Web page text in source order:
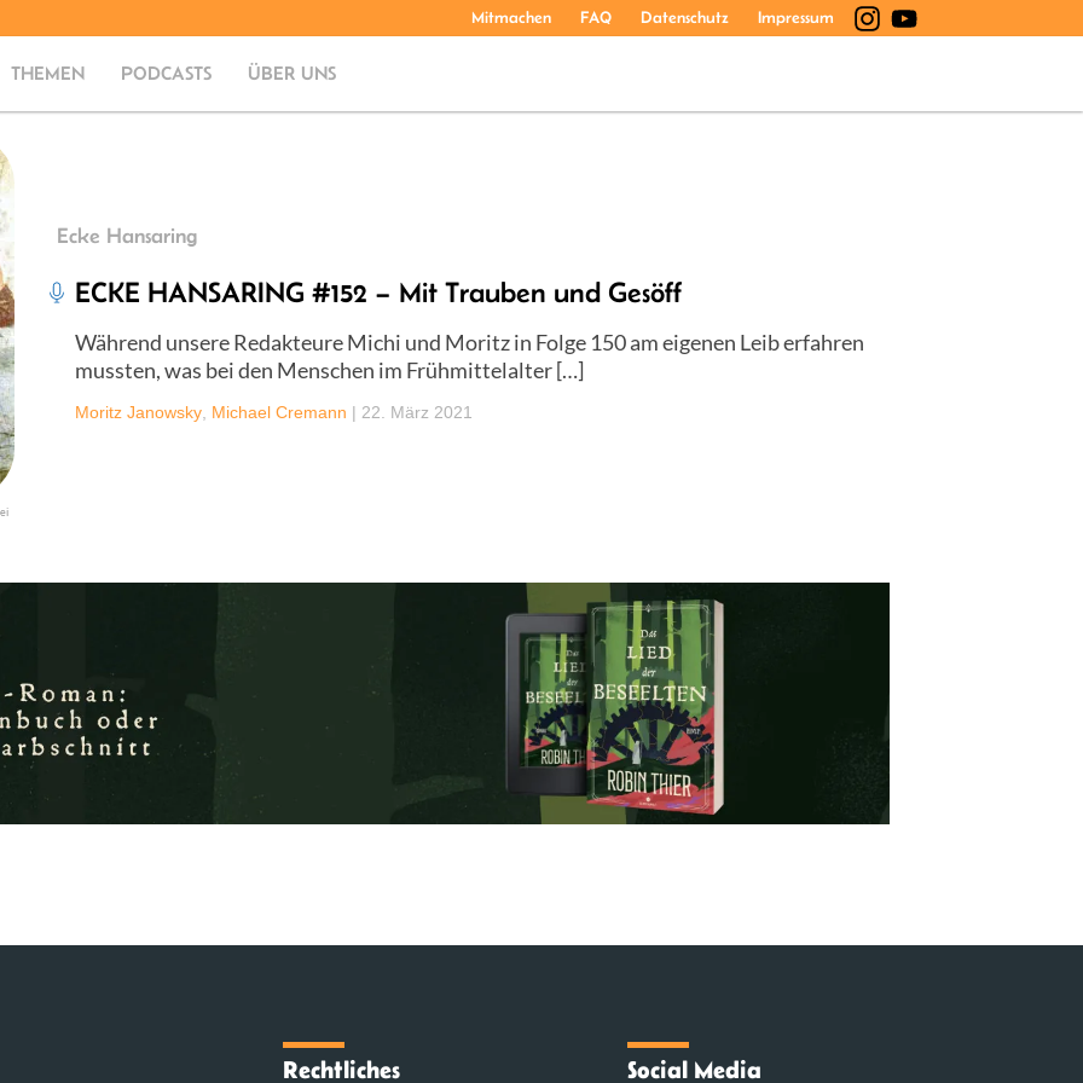
Mitmachen FAQ Datenschutz Impressum
THEMEN PODCASTS ÜBER UNS
Ecke Hansaring
ECKE HANSARING #152 – Mit Trauben und Gesöff
Während unsere Redakteure Michi und Moritz in Folge 150 am eigenen Leib erfahren
mussten, was bei den Menschen im Frühmittelalter […]
Moritz Janowsky Michael Cremann | 22. März 2021
Rechtliches Social Media